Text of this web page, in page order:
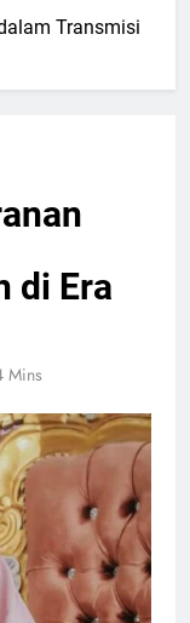
Transmisi
di Era
Mins